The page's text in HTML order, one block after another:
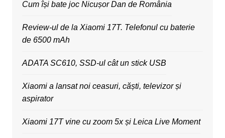
Cum își bate joc Nicușor Dan de România
Review-ul de la Xiaomi 17T. Telefonul cu baterie
de 6500 mAh
ADATA SC610, SSD-ul cât un stick USB
Xiaomi a lansat noi ceasuri, căști, televizor și
aspirator
Xiaomi 17T vine cu zoom 5x și Leica Live Moment